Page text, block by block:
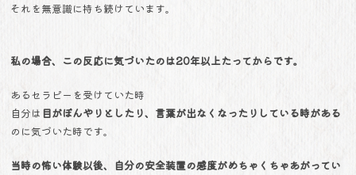
それを無意識に持ち続けています。
私の場合、この反応に気づいたのは20年以上たってからです。
あるセラピーを受けていた時
自分は 目がぼんやりとしたり、言葉が出なくなったりしている時がある
のに気づいた時です。
当時の怖い体験以後、自分の安全装置の感度がめちゃくちゃあがってい